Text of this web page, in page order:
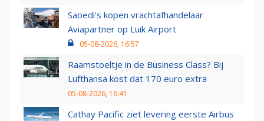
Saoedi’s kopen vrachtafhandelaar
Aviapartner op Luik Airport
05-08-2026, 16:57
Raamstoeltje in de Business Class? Bij
Lufthansa kost dat 170 euro extra
05-08-2026, 16:41
Cathay Pacific ziet levering eerste Airbus